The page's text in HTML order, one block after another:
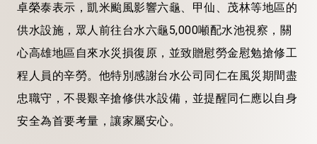
卓榮泰表示，凱米颱風影響六龜、甲仙、茂林等地區的
供水設施，眾人前往台水六龜5,000噸配水池視察，關
心高雄地區自來水災損復原，並致贈慰勞金慰勉搶修工
程人員的辛勞。他特別感謝台水公司同仁在風災期間盡
忠職守，不畏艱辛搶修供水設備，並提醒同仁應以自身
安全為首要考量，讓家屬安心。